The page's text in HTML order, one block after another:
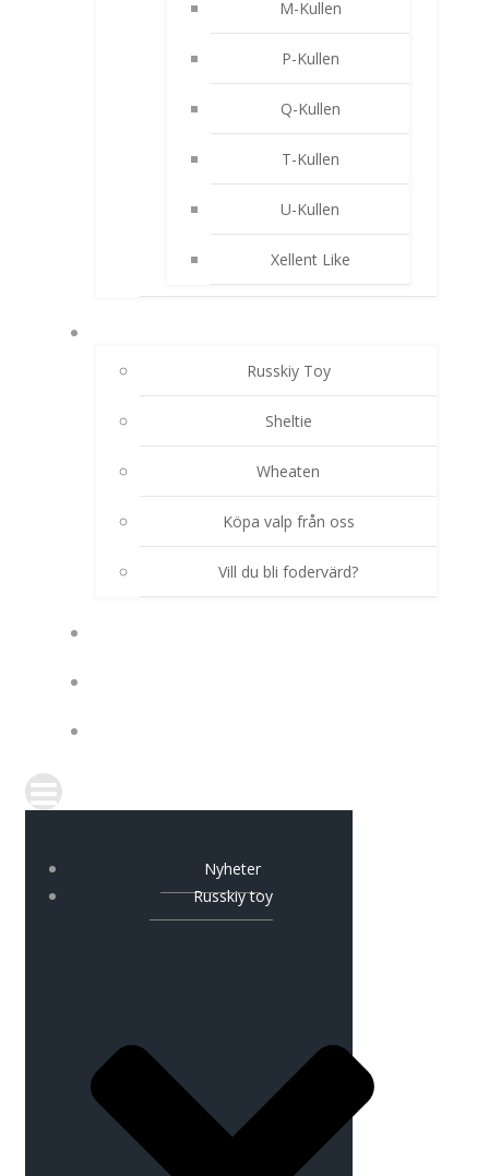
M-Kullen
P-Kullen
Q-Kullen
T-Kullen
U-Kullen
Xellent Like
Russkiy Toy
Sheltie
Wheaten
Köpa valp från oss
Vill du bli fodervärd?
Nyheter
Russkiy toy